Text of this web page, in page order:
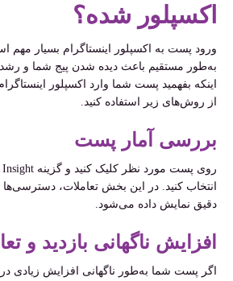
اکسپلور شده؟
ورود پست به اکسپلور اینستاگرام بسیار
به‌طور مستقیم باعث دیده شدن پیج شما و
اینکه بفهمید پست شما وارد اکسپلور
از روش‌های زیر استفاده کنید.
بررسی آمار پست
انتخاب کنید. در این بخش تعاملات، دسترسی‌ها
دقیق نمایش داده می‌شود.
افزایش ناگهانی بازدید و
اگر پست شما به‌طور ناگهانی افزایش زیادی در